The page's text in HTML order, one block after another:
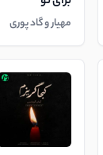
مهیار و گاد پوری